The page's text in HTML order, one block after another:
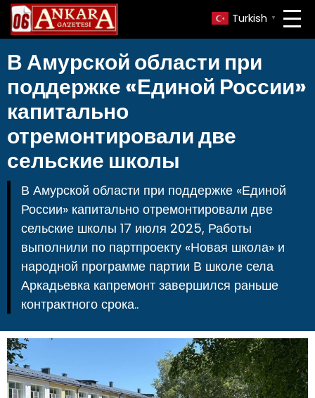
Turkish ▼
В Амурской области при
поддержке «Единой России»
капитально
отремонтировали две
сельские школы
В Амурской области при поддержке «Единой
России» капитально отремонтировали две
сельские школы 17 июля 2025, Работы
выполнили по партпроекту «Новая школа» и
народной программе партии В школе села
Аркадьевка капремонт завершился раньше
контрактного срока..